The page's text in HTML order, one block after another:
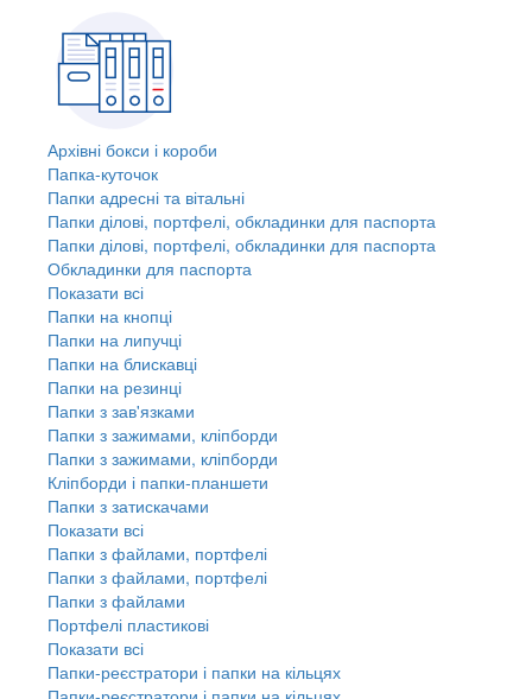
Архівні бокси і короби
Папка-куточок
Папки адресні та вітальні
Папки ділові, портфелі, обкладинки для паспорта
Папки ділові, портфелі, обкладинки для паспорта
Обкладинки для паспорта
Показати всі
Папки на кнопці
Папки на липучці
Папки на блискавці
Папки на резинці
Папки з зав'язками
Папки з зажимами, кліпборди
Папки з зажимами, кліпборди
Кліпборди і папки-планшети
Папки з затискачами
Показати всі
Папки з файлами, портфелі
Папки з файлами, портфелі
Папки з файлами
Портфелі пластикові
Показати всі
Папки-реєстратори і папки на кільцях